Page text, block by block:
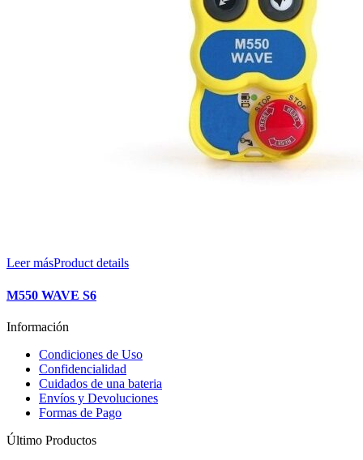
Leer másProduct details
M550 WAVE S6
Información
Condiciones de Uso
Confidencialidad
Cuidados de una bateria
Envíos y Devoluciones
Formas de Pago
Último Productos